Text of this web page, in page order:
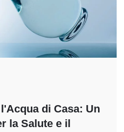
di Casa: Un
la Salute e il